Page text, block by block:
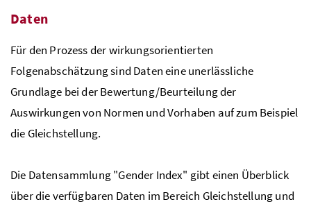
Daten
Für den Prozess der wirkungsorientierten
Folgenabschätzung sind Daten eine unerlässliche
Grundlage bei der Bewertung/Beurteilung der
Auswirkungen von Normen und Vorhaben auf zum Beispiel
die Gleichstellung.
Die Datensammlung "Gender Index" gibt einen Überblick
über die verfügbaren Daten im Bereich Gleichstellung und